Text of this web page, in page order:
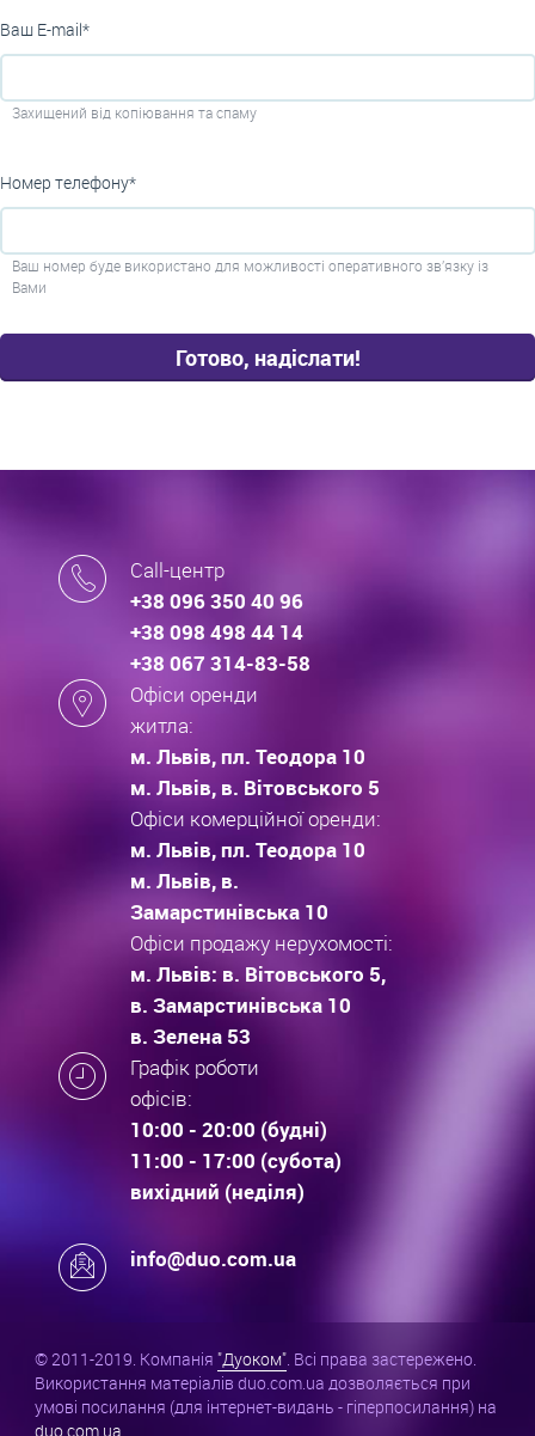
Ваш E-mail*
Захищений від копіювання та спаму
Номер телефону*
Ваш номер буде використано для можливості оперативного зв’язку із
Вами
Готово, надіслати!
Call-центр
+38 096 350 40 96
+38 098 498 44 14
+38 067 314-83-58
Офіси оренди
житла:
м. Львів, пл. Теодора 10
м. Львів, в. Вітовського 5
Офіси комерційної оренди:
м. Львів, пл. Теодора 10
м. Львів, в.
Замарстинівська 10
Офіси продажу нерухомості:
м. Львів: в. Вітовського 5,
в. Замарстинівська 10
в. Зелена 53
Графік роботи
офісів:
10:00 - 20:00 (будні)
11:00 - 17:00 (субота)
вихідний (неділя)
info@duo.com.ua
© 2011-2019. Компанія "Дуоком". Всі права застережено.
Використання матеріалів duo.com.ua дозволяється при
умові посилання (для інтернет-видань - гіперпосилання) на
duo.com.ua